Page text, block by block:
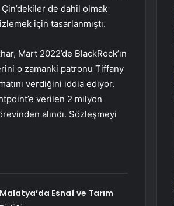
de dahil olmak
için tasarlanmıştı.
Mart 2022’de BlackRock’ın
o zamanki patronu Tiffany
verdiğini iddia ediyor.
verilen 2 milyon
alındı. Sözleşmeyi
Malatya’da Esnaf ve Tarım